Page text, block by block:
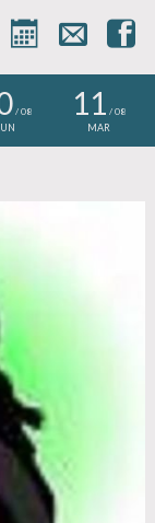



/ 08 11 / 08
MAR